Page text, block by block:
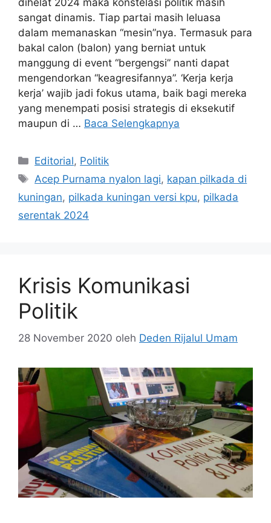
dihelat 2024 maka konstelasi politik masih
sangat dinamis. Tiap partai masih leluasa
dalam memanaskan “mesin”nya. Termasuk para
bakal calon (balon) yang berniat untuk
manggung di event “bergengsi” nanti dapat
mengendorkan “keagresifannya”. ‘Kerja kerja
kerja’ wajib jadi fokus utama, baik bagi mereka
yang menempati posisi strategis di eksekutif
maupun di … Baca Selengkapnya
Kategori
Editorial, Politik
Tag
Acep Purnama nyalon lagi, kapan pilkada di
kuningan, pilkada kuningan versi kpu, pilkada
serentak 2024
Krisis Komunikasi
Politik
28 November 2020 oleh Deden Rijalul Umam